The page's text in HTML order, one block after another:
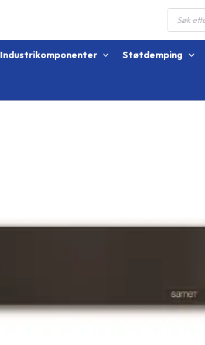
Products
search
Industrikomponenter Støtdemping